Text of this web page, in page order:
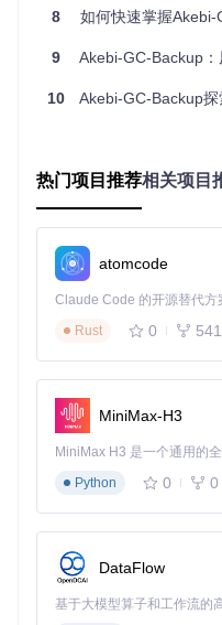
战斗增强模块
模块采用低延迟数据采集
果，而是通过信息增强帮
Akebi-GC品牌形象展示
适用场景
新手引导：通过可视化
时间
高强度副本：实时提供
限时活动：智能规划任
技术解析：模块化架
Akebi-GC采用分层架构设
渲染引擎与配置系统，各
能独立性，又实现数据高
扩展性，开发者可基于现
核心优势
戏即可生效
响应及时性
8 如何快速掌握Akebi-
9 Akebi-GC-Backup
10 Akebi-GC-Backup探索
热门项目推荐相关项目
atomcode
Rust
0 541
MiniMax-H3
Python
0 0
DataFlow
基于大模型算子和工作流的